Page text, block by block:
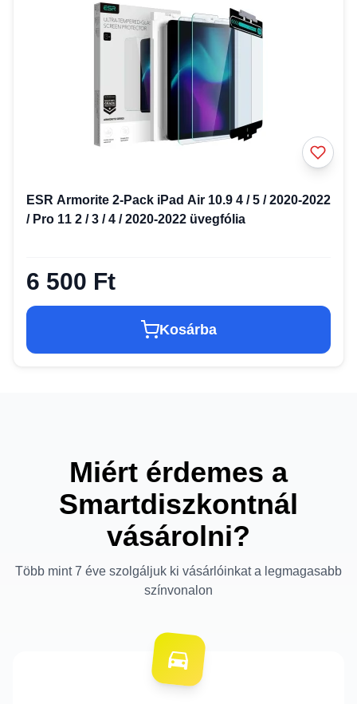
ESR Armorite 2-Pack iPad Air 10.9 4 / 5 / 2020-2022
/ Pro 11 2 / 3 / 4 / 2020-2022 üvegfólia
6 500 Ft
Kosárba
Miért érdemes a
Smartdiszkontnál
vásárolni?
Több mint 7 éve szolgáljuk ki vásárlóinkat a legmagasabb
színvonalon